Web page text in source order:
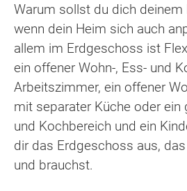
Warum sollst du dich deinem
wenn dein Heim sich auch
allem im Erdgeschoss ist
ein offener Wohn-, Ess- und
Arbeitszimmer, ein offener
mit separater Küche oder ein
und Kochbereich und ein
dir das Erdgeschoss aus,
und brauchst.